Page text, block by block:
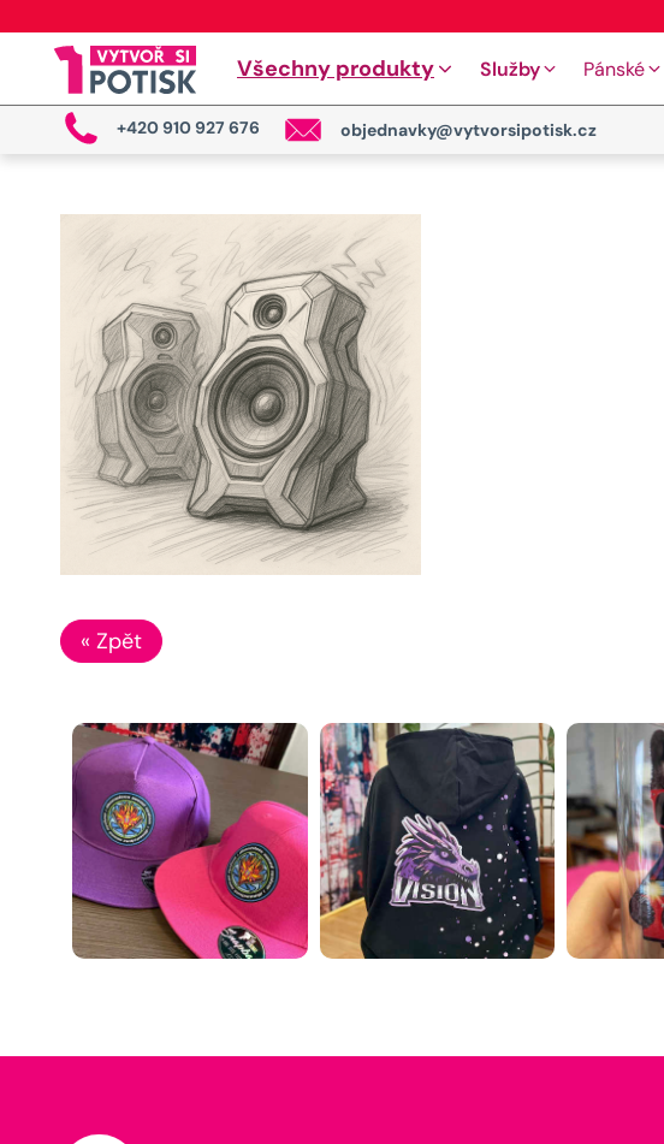
Všechny produkty Služby Pánské
+420 910 927 676 objednavky@vytvorsipotisk.cz
« Zpět